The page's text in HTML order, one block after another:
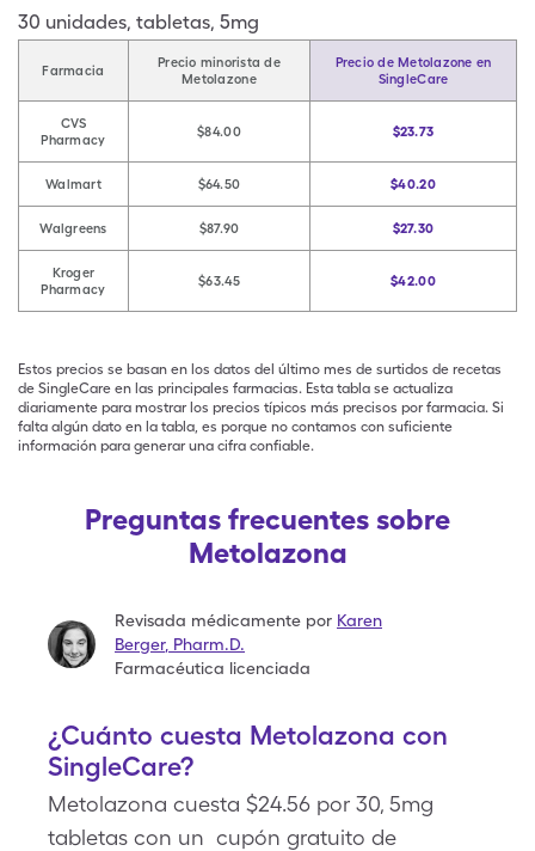
30 unidades, tabletas, 5mg
Farmacia
Precio minorista de
Metolazone
Precio de Metolazone en
SingleCare
CVS
Pharmacy
$84.00 $23.73
Walmart $64.50 $40.20
Walgreens $87.90 $27.30
Kroger
Pharmacy
$63.45 $42.00
Estos precios se basan en los datos del último mes de surtidos de recetas
de SingleCare en las principales farmacias. Esta tabla se actualiza
diariamente para mostrar los precios típicos más precisos por farmacia. Si
falta algún dato en la tabla, es porque no contamos con suficiente
información para generar una cifra confiable.
Preguntas frecuentes sobre
Metolazona
Revisada médicamente por Karen
Berger, Pharm.D.
Farmacéutica licenciada
¿Cuánto cuesta Metolazona con
SingleCare?
Metolazona cuesta $24.56 por 30, 5mg
tabletas con un cupón gratuito de